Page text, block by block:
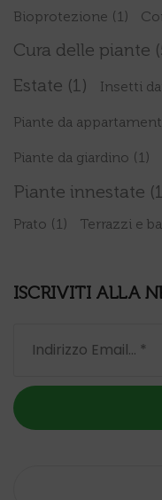
Bioprotezione (1)
Cura delle piante
Estate (1) Insetti
Piante da
Piante da giardino (1)
Piante innestate
Prato (1) Terrazzi e
ISCRIVITI ALLA